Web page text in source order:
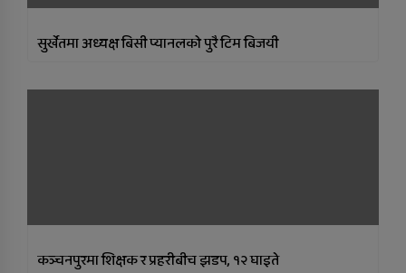
सुर्खेतमा अध्यक्ष बिसी प्यानलको पुरै टिम बिजयी
कञ्चनपुरमा शिक्षक र प्रहरीबीच झडप, १२ घाइते